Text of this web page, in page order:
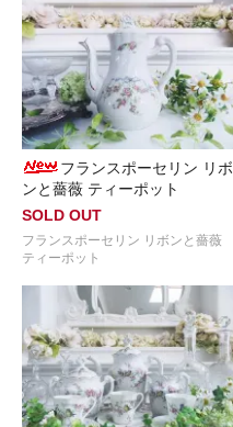
フランスポーセリン リボ
ンと薔薇 ティーポット
SOLD OUT
フランスポーセリン リボンと薔薇
ティーポット